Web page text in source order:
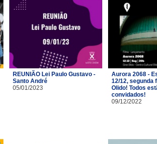
REUNIÃO Lei Paulo Gustavo -
Santo André
05/01/2023
Aurora 2068 -
12/12, segunda
Olido! Todos
convidados!
09/12/2022